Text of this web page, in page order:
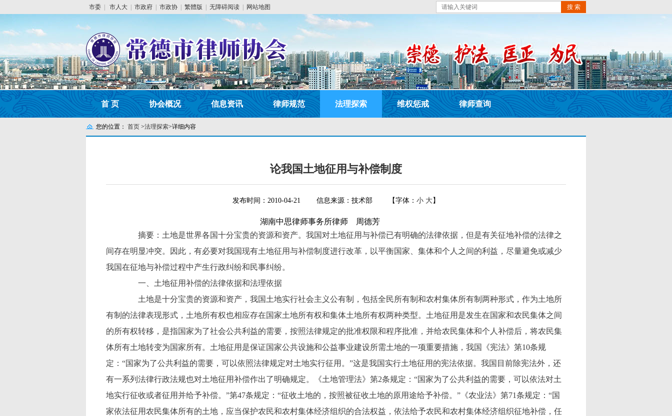
市委 市人大 市政府 市政协 繁體版 无障碍阅读 网站地图 搜 索
首 页 协会概况 信息资讯 律师规范 法理探索 维权惩戒 律师查询
您的位置： 首页 >法理探索>详细内容
论我国土地征用与补偿制度
发布时间：2010-04-21 信息来源：技术部 【字体： 小 大】
湖南中思律师事务所律师 周德芳
摘要：土地是世界各国十分宝贵的资源和资产。我国对土地征用与补偿已有明确的法律依据，但是有关征地补偿的法律之
间存在明显冲突。因此，有必要对我国现有土地征用与补偿制度进行改革，以平衡国家、集体和个人之间的利益，尽量避免或减少
我国在征地与补偿过程中产生行政纠纷和民事纠纷。
一、土地征用补偿的法律依据和法理依据
土地是十分宝贵的资源和资产，我国土地实行社会主义公有制，包括全民所有制和农村集体所有制两种形式，作为土地所
有制的法律表现形式，土地所有权也相应存在国家土地所有权和集体土地所有权两种类型。土地征用是发生在国家和农民集体之间
的所有权转移，是指国家为了社会公共利益的需要，按照法律规定的批准权限和程序批准，并给农民集体和个人补偿后，将农民集
体所有土地转变为国家所有。土地征用是保证国家公共设施和公益事业建设所需土地的一项重要措施，我国《宪法》第10条规
定：“国家为了公共利益的需要，可以依照法律规定对土地实行征用。”这是我国实行土地征用的宪法依据。我国目前除宪法外，还
有一系列法律行政法规也对土地征用补偿作出了明确规定。《土地管理法》第2条规定：“国家为了公共利益的需要，可以依法对土
地实行征收或者征用并给予补偿。”第47条规定：“征收土地的，按照被征收土地的原用途给予补偿。”《农业法》第71条规定：“国
家依法征用农民集体所有的土地，应当保护农民和农村集体经济组织的合法权益，依法给予农民和农村集体经济组织征地补偿，任